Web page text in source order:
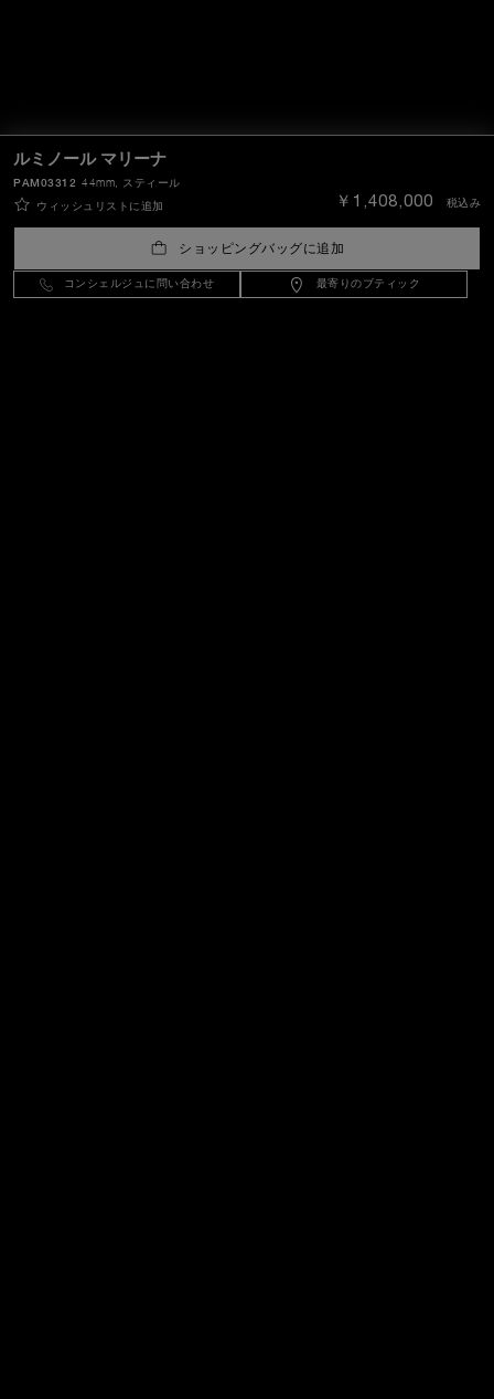
ルミノール マリーナ
44mm , スティール
PAM03312
ウィッシュリストに追加 ￥1,408,000 税込み
ショッピングバッグに追加
コンシェルジュに問い合わせ 最寄りのブティック